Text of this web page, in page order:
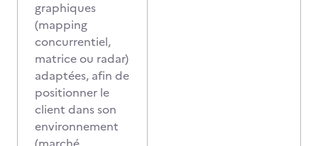
graphiques
(mapping
concurrentiel,
matrice ou radar)
adaptées, afin de
positionner le
client dans son
environnement